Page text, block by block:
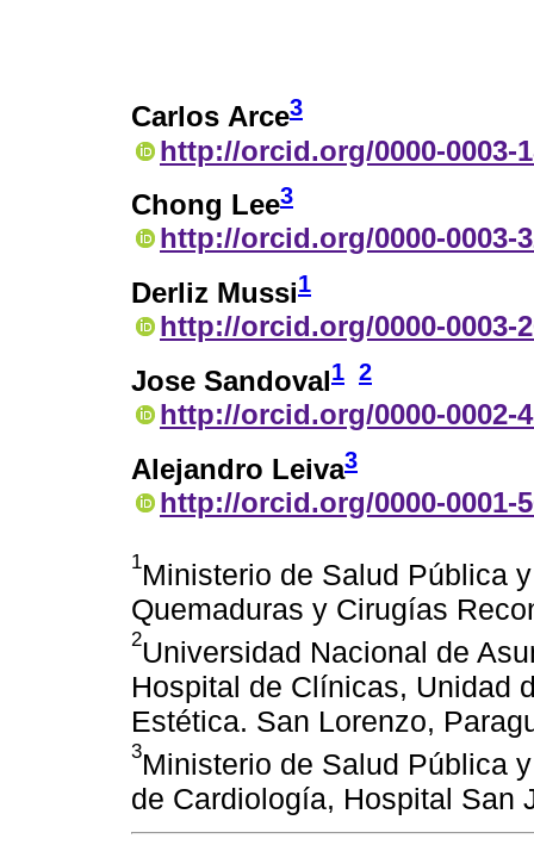
Carlos Arce3
http://orcid.org/0000-0003-
Chong Lee3
http://orcid.org/0000-0003-
Derliz Mussi1
http://orcid.org/0000-0003-
Jose Sandoval1 2
http://orcid.org/0000-0002-
Alejandro Leiva3
http://orcid.org/0000-0001-
1Ministerio de Salud Pública
Quemaduras y Cirugías
2Universidad Nacional de
Hospital de Clínicas, Unidad
Estética. San Lorenzo,
3Ministerio de Salud Pública
de Cardiología, Hospital San